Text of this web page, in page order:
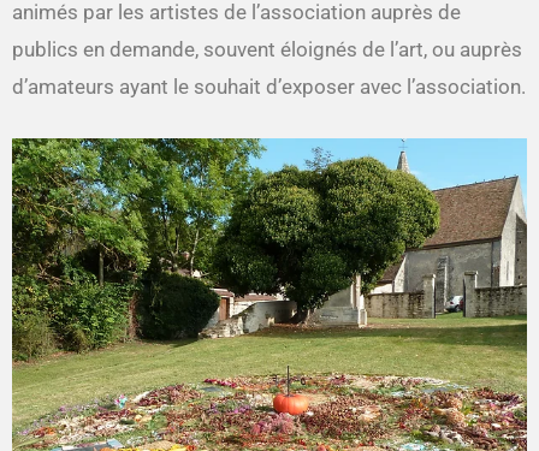
animés par les artistes de l’association auprès de
publics en demande, souvent éloignés de l’art, ou auprès
d’amateurs ayant le souhait d’exposer avec l’association.